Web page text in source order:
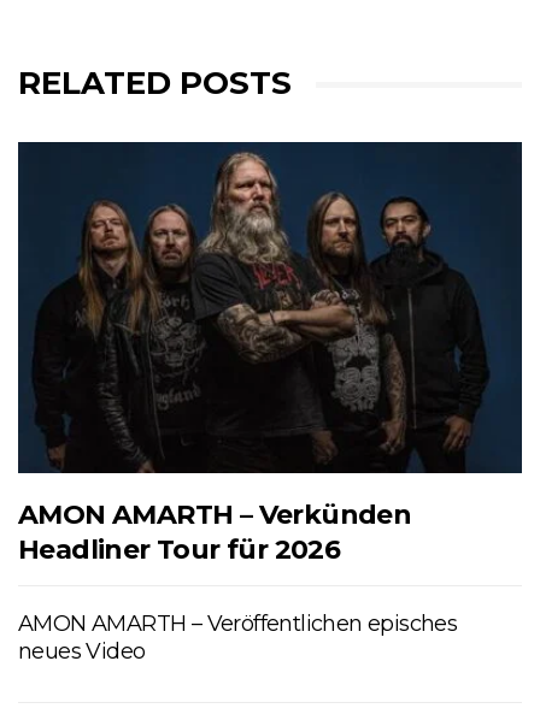
RELATED POSTS
AMON AMARTH – Verkünden
Headliner Tour für 2026
AMON AMARTH – Veröffentlichen episches
neues Video